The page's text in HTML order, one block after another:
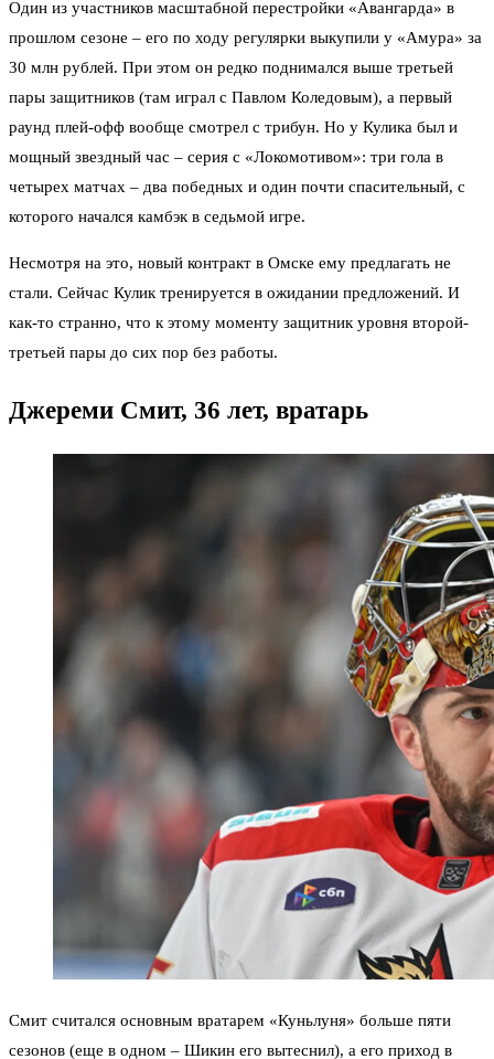
Один из участников масштабной перестройки «Авангарда» в
прошлом сезоне – его по ходу регулярки выкупили у «Амура» за
30 млн рублей. При этом он редко поднимался выше третьей
пары защитников (там играл с Павлом Коледовым), а первый
раунд плей-офф вообще смотрел с трибун. Но у Кулика был и
мощный звездный час – серия с «Локомотивом»: три гола в
четырех матчах – два победных и один почти спасительный, с
которого начался камбэк в седьмой игре.
Несмотря на это, новый контракт в Омске ему предлагать не
стали. Сейчас Кулик тренируется в ожидании предложений. И
как-то странно, что к этому моменту защитник уровня второй-
третьей пары до сих пор без работы.
Джереми Смит, 36 лет, вратарь
Смит считался основным вратарем «Куньлуня» больше пяти
сезонов (еще в одном – Шикин его вытеснил), а его приход в